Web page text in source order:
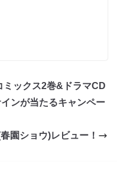
ミックス2巻&ドラマCD
ンが当たるキャンペー
園ショウ)レビュー！